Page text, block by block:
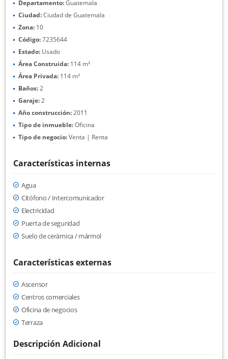
Departamento:Guatemala
Ciudad:Ciudad de Guatemala
Zona: 10
Código:7235644
Estado: Usado
Área Construida: 114 m²
Área Privada: 114 m²
Baños:2
Garaje:2
Año construcción:2011
Tipo de inmueble:Oficina
Tipo de negocio:Venta | Renta
Características internas
Agua
Citófono / Intercomunicador
Electricidad
Puerta de seguridad
Suelo de cerámica / mármol
Características externas
Ascensor
Centros comerciales
Oficina de negocios
Terraza
Descripción Adicional